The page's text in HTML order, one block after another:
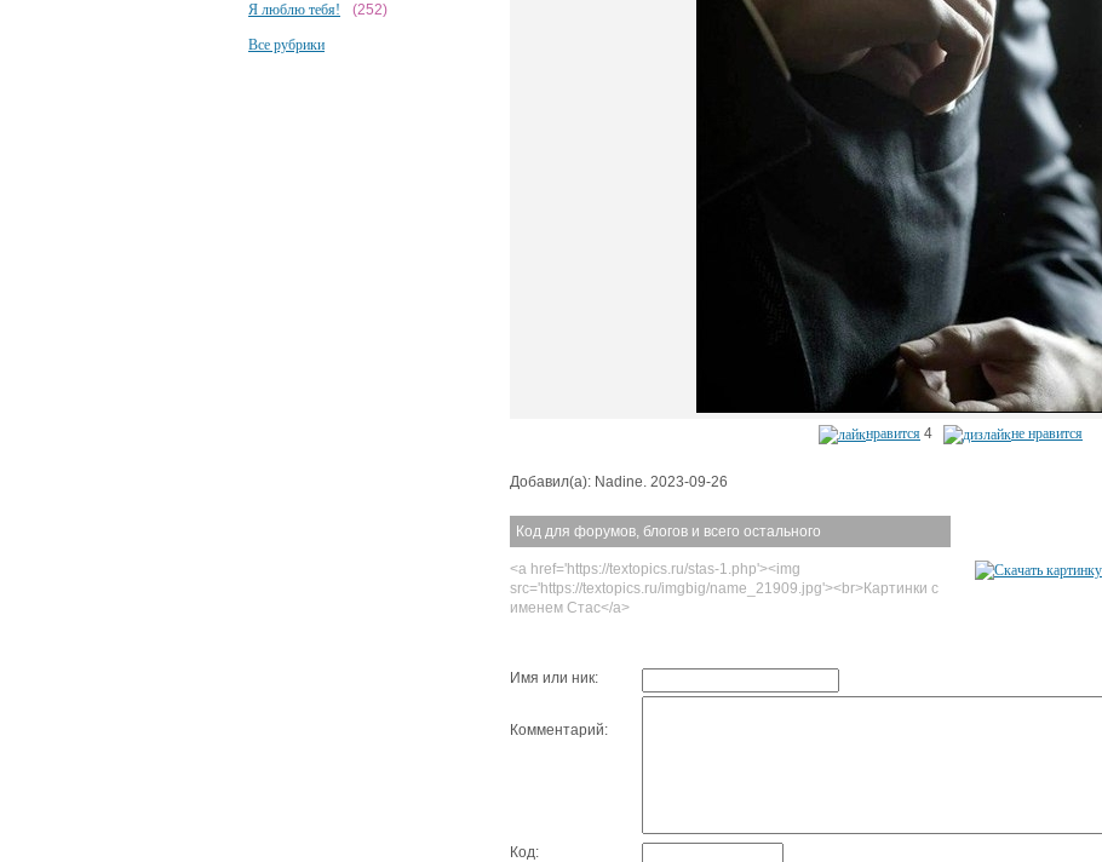
Я люблю тебя! (252)
Все рубрики
нравится 4 не нравится
Добавил(а): Nadine. 2023-09-26
Код для форумов, блогов и всего остального
<a href='https://textopics.ru/stas-1.php'><img
src='https://textopics.ru/imgbig/name_21909.jpg'><br>Картинки с
именем Стас</a>
Имя или ник:
Комментарий:
Код: